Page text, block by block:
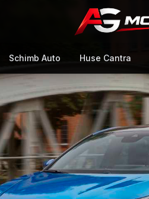
Schimb Auto Huse Cantra